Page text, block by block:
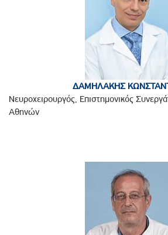
ΔΑΜΗΛΑΚΗΣ
Νευροχειρουργός, Επιστημονικός
Αθηνών